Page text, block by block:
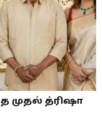
முதல் த்ரிஷா